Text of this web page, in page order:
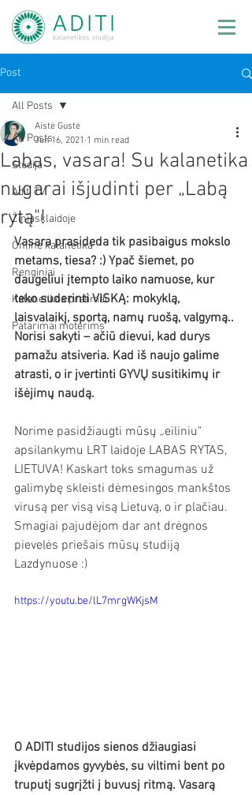
Post
All Posts
Studija
Aditi TV
Žiniasklaidoje
Online kalanetika
Renginiai
Kalanetikos pratimai
Patarimai moterims
All Posts
Labas, vasara! Su kalanetika
nugarai išjudinti per „Labą
rytą"!
Aistė Gustė
Jun 16, 2021 1 min read
Vasara prasideda tik pasibaigus mokslo
metams, tiesa? :) Ypač šiemet, po
daugeliui įtempto laiko namuose, kur
teko suderinti VISKĄ: mokyklą,
laisvalaikį, sportą, namų ruošą, valgymą..
Norisi sakyti – ačiū dievui, kad durys
pamažu atsiveria. Kad iš naujo galime
atrasti, o ir įvertinti GYVŲ susitikimų ir
išėjimų naudą.
Norime pasidžiaugti mūsų „eiliniu"
apsilankymu LRT laidoje LABAS RYTAS,
LIETUVA! Kaskart toks smagumas už
galimybę skleisti dėmesingos mankštos
virusą per visą visą Lietuvą, o ir plačiau.
Smagiai pajudėjom dar ant drėgnos
pievelės priešais mūsų studiją
Lazdynuose :)
https://youtu.be/lL7mrgWKjsM
O ADITI studijos sienos džiaugiasi
įkvėpdamos gyvybės, su viltimi bent po
truputį sugrįžti į buvusį ritmą. Vasarą